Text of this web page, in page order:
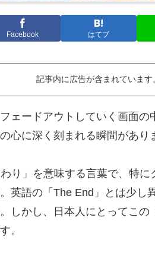
Facebook はてブ
記事内に広告が含まれています
ェードアウトしていく画面
心に深く刻まれる瞬間があり
り」を意味する言葉で、特
英語の「The End」とは少し
しかし、日本人にとってこ
。